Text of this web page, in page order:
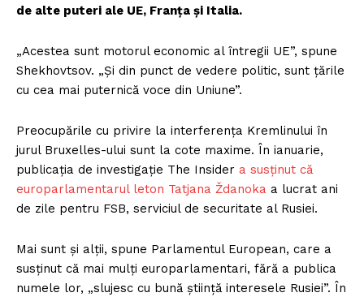
de alte puteri ale UE, Franța și Italia.
„Acestea sunt motorul economic al întregii UE”, spune
Shekhovtsov. „Și din punct de vedere politic, sunt țările
cu cea mai puternică voce din Uniune”.
Preocupările cu privire la interferența Kremlinului în
jurul Bruxelles-ului sunt la cote maxime. În ianuarie,
publicația de investigație The Insider a susținut că
europarlamentarul leton Tatjana Ždanoka a lucrat ani
de zile pentru FSB, serviciul de securitate al Rusiei.
Mai sunt și alții, spune Parlamentul European, care a
susținut că mai mulți europarlamentari, fără a publica
numele lor, „slujesc cu bună știință interesele Rusiei”. În